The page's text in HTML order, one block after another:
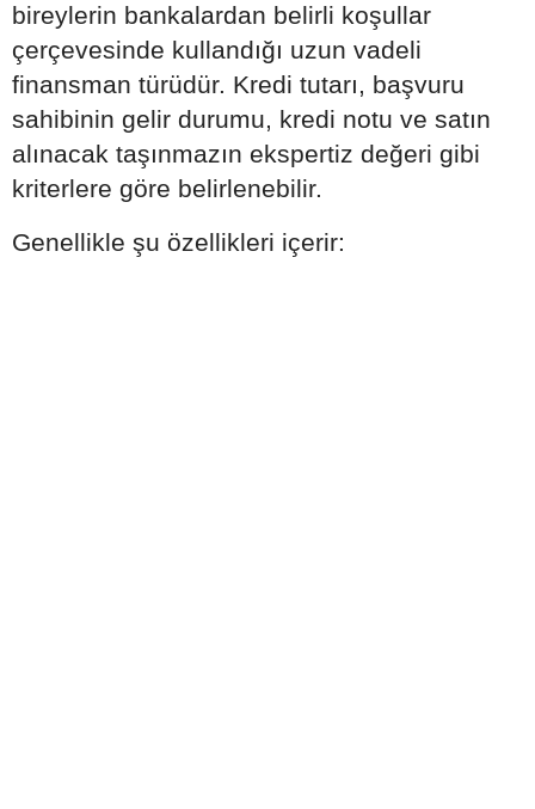
bireylerin bankalardan belirli koşullar
çerçevesinde kullandığı uzun vadeli
finansman türüdür. Kredi tutarı, başvuru
sahibinin gelir durumu, kredi notu ve satın
alınacak taşınmazın ekspertiz değeri gibi
kriterlere göre belirlenebilir.
Genellikle şu özellikleri içerir: